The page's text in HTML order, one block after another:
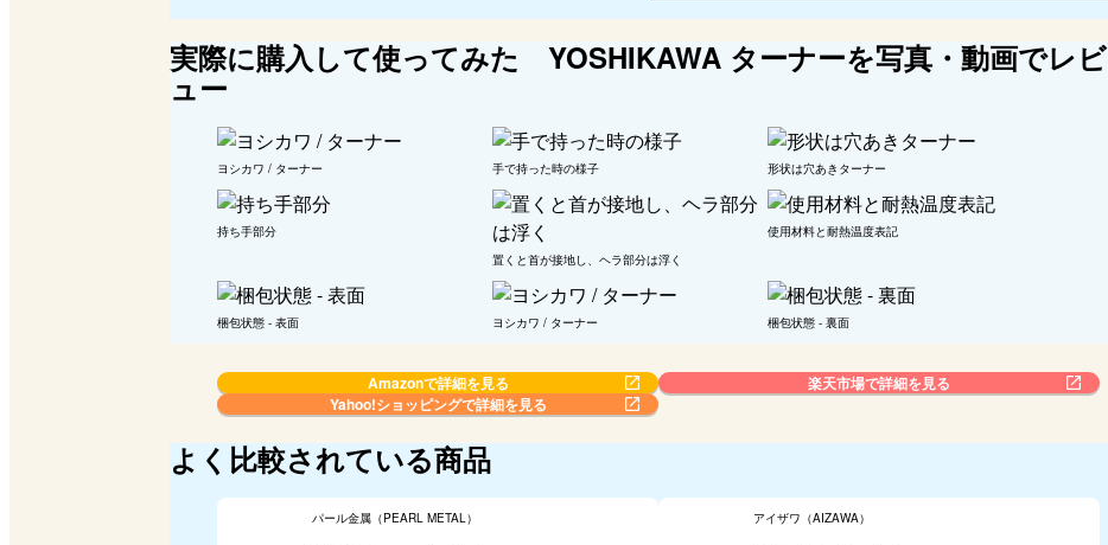
実際に購入して使ってみた YOSHIKAWA ターナーを写真・動画でレビ
ュー
ヨシカワ / ターナー 手で持った時の様子 形状は穴あきターナー
持ち手部分
置くと首が接地し、ヘラ部分は浮く
使用材料と耐熱温度表記
梱包状態 - 表面 ヨシカワ / ターナー 梱包状態 - 裏面
Amazonで詳細を見る
楽天市場で詳細を見る
Yahoo!ショッピングで詳細を見る
よく比較されている商品
パール金属（PEARL METAL） アイザワ（AIZAWA）